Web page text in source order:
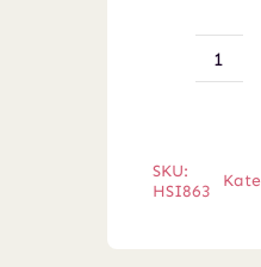
Aram
SKU:
HSI863